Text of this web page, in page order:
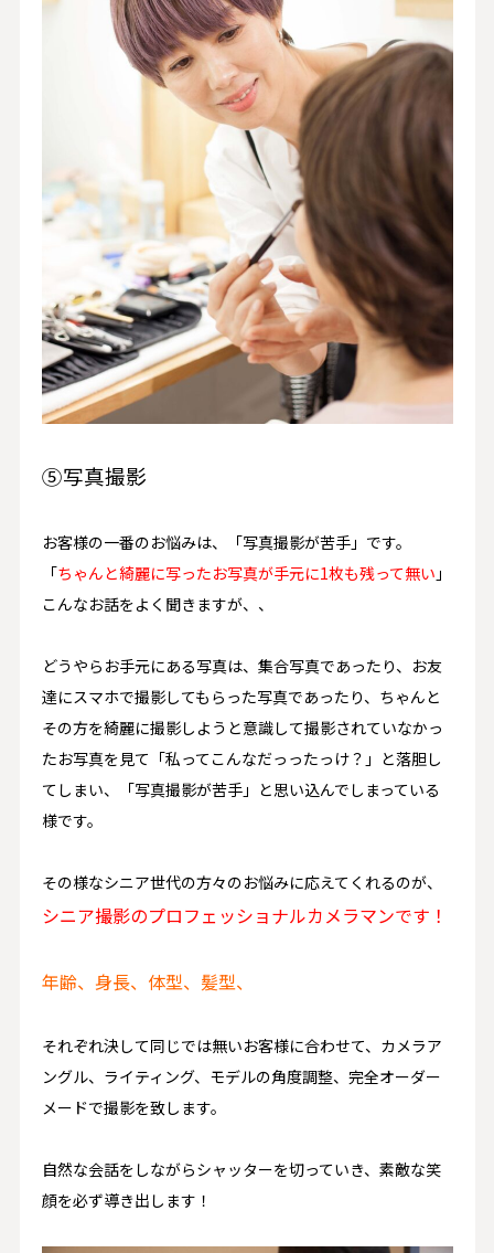
⑤写真撮影
お客様の一番のお悩みは、 「写真撮影が苦手」 です。
「ちゃんと綺麗に写ったお写真が手元に1枚も残って無い 」
こんなお話をよく聞きますが、、
どうやらお手元にある写真は、集合写真であったり、お友
達にスマホで撮影してもらった写真であったり、ちゃんと
その方を綺麗に撮影しようと意識して撮影されていなかっ
たお写真を見て「私ってこんなだっったっけ？」と落胆し
てしまい、「写真撮影が苦手」と思い込んでしまっている
様です。
その様なシニア世代の方々のお悩みに応えてくれるのが、
シニア撮影のプロフェッショナルカメラマンです！
年齢、身長、体型、髪型、
それぞれ決して同じでは無いお客様に合わせて、カメラア
ングル、ライティング、モデルの角度調整、完全オーダー
メードで撮影を致します。
自然な会話をしながらシャッターを切っていき、素敵な笑
顔を必ず導き出します！